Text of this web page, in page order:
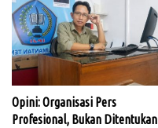
Opini: Organisasi Pers
Profesional, Bukan Ditentukan